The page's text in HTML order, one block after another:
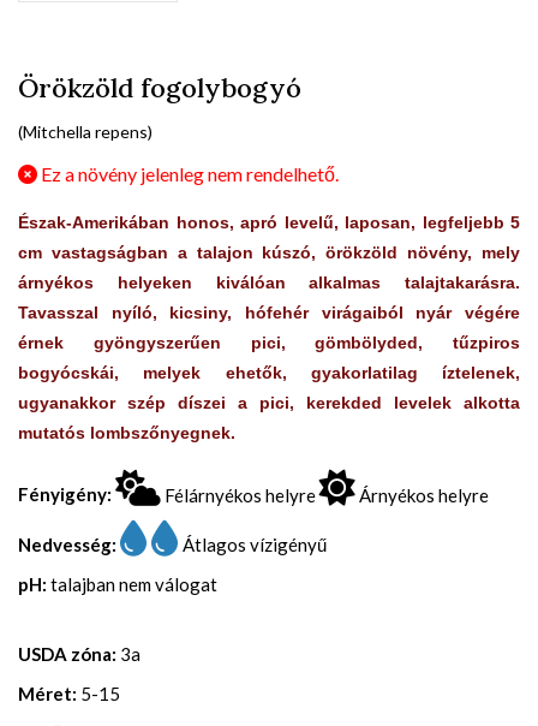
Örökzöld fogolybogyó
(Mitchella repens)
Ez a növény jelenleg nem rendelhető.
Észak-Amerikában honos, apró levelű, laposan, legfeljebb 5
cm vastagságban a talajon kúszó, örökzöld növény, mely
árnyékos helyeken kiválóan alkalmas talajtakarásra.
Tavasszal nyíló, kicsiny, hófehér virágaiból nyár végére
érnek gyöngyszerűen pici, gömbölyded, tűzpiros
bogyócskái, melyek ehetők, gyakorlatilag íztelenek,
ugyanakkor szép díszei a pici, kerekded levelek alkotta
mutatós lombszőnyegnek.
Fényigény: Félárnyékos helyre Árnyékos helyre
Nedvesség:
Átlagos vízigényű
pH: talajban nem válogat
USDA zóna: 3a
Méret: 5-15